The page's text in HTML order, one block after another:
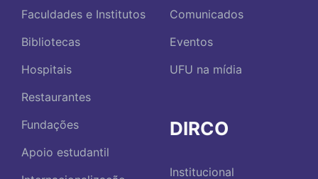
Faculdades e Institutos
Bibliotecas
Hospitais
Restaurantes
Fundações
Apoio estudantil
Comunicados
Eventos
UFU na mídia
DIRCO
Institucional